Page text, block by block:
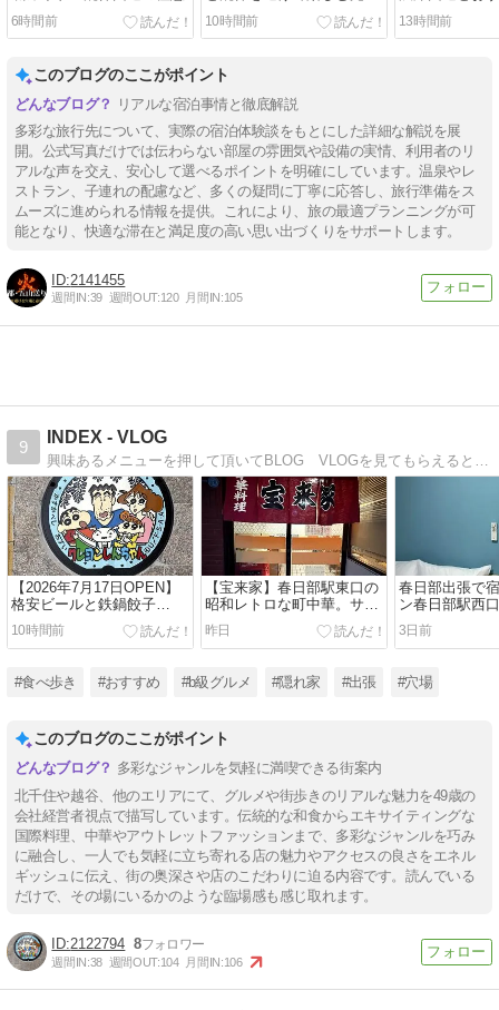
6時間前
攻略ガイド
10時間前
ト完全攻略
13時間前
このブログのここがポイント
リアルな宿泊事情と徹底解説
多彩な旅行先について、実際の宿泊体験談をもとにした詳細な解説を展
開。公式写真だけでは伝わらない部屋の雰囲気や設備の実情、利用者のリ
アルな声を交え、安心して選べるポイントを明確にしています。温泉やレ
ストラン、子連れの配慮など、多くの疑問に丁寧に応答し、旅行準備をス
ムーズに進められる情報を提供。これにより、旅の最適プランニングが可
能となり、快適な滞在と満足度の高い思い出づくりをサポートします。
2141455
週間IN:39 週間OUT:120 月間IN:105
9
INDEX - VLOG
興味あるメニューを押して頂いてBLOG VLOGを見てもらえると嬉しいです。毎日更新は難しいですが、行ったお店、気になる情報を関西より発信していきます。全国出張も行ってますので、全国で気になる情報あれば発信していきます
【2026年7月17日OPEN】
格安ビールと鉄鍋餃子
「3・6・5酒場 春日部駅前
店」へ行ってきた！生ビー
ル199円（税込218円）のコ
スパ酒場
10時間前
【宝来家】春日部駅東口の
昭和レトロな町中華。サー
ビス精神に感動！酢豚・餃
子・ビールで大満足
昨日
春日部出張で
ン春日部駅西
新館」のラン
した
3日前
#食べ歩き #おすすめ #b級グルメ #隠れ家 #出張 #穴場
このブログのここがポイント
多彩なジャンルを気軽に満喫できる街案内
北千住や越谷、他のエリアにて、グルメや街歩きのリアルな魅力を49歳の
会社経営者視点で描写しています。伝統的な和食からエキサイティングな
国際料理、中華やアウトレットファッションまで、多彩なジャンルを巧み
に融合し、一人でも気軽に立ち寄れる店の魅力やアクセスの良さをエネル
ギッシュに伝え、街の奥深さや店のこだわりに迫る内容です。読んでいる
だけで、その場にいるかのような臨場感も感じ取れます。
2122794 8
週間IN:38 週間OUT:104 月間IN:106